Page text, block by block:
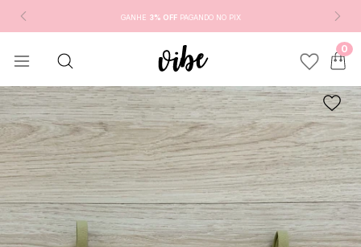
GANHE 3% OFFPAGANDO NO PIX
0